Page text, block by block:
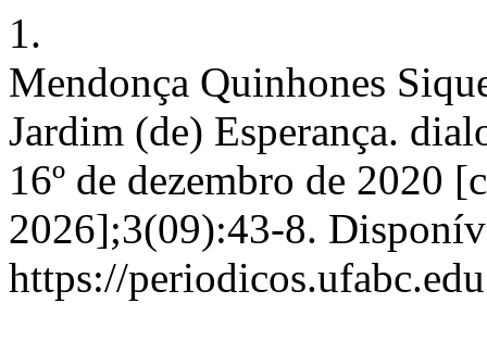
1.
Mendonça Quinhones
Jardim (de) Esperança.
16º de dezembro de 2020
2026];3(09):43-8.
https://